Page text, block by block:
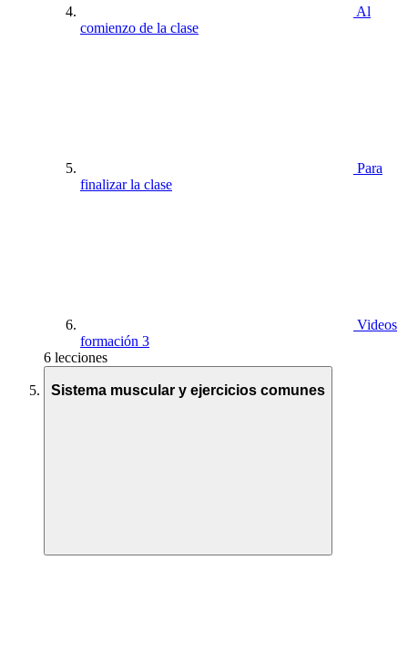
Al
comienzo de la clase
Para
finalizar la clase
Videos
formación 3
6 lecciones
Sistema muscular y ejercicios comunes